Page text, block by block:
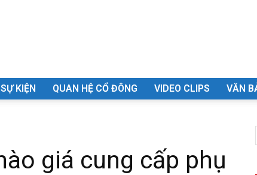
KIỆN QUAN HỆ CỔ ĐÔNG VIDEO CLIPS VĂN
giá cung cấp phụ